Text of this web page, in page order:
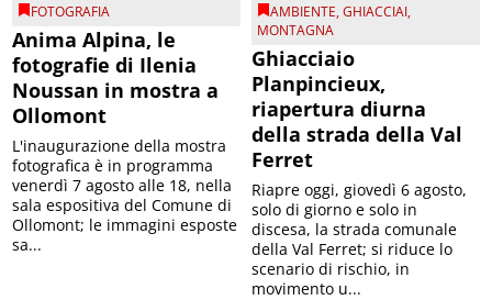
FOTOGRAFIA
Anima Alpina, le
fotografie di Ilenia
Noussan in mostra a
Ollomont
L'inaugurazione della mostra
fotografica è in programma
venerdì 7 agosto alle 18, nella
sala espositiva del Comune di
Ollomont; le immagini esposte
sa...
AMBIENTE,GHIACCIAI,
MONTAGNA
Ghiacciaio
Planpincieux,
riapertura diurna
della strada della Val
Ferret
Riapre oggi, giovedì 6 agosto,
solo di giorno e solo in
discesa, la strada comunale
della Val Ferret; si riduce lo
scenario di rischio, in
movimento u...